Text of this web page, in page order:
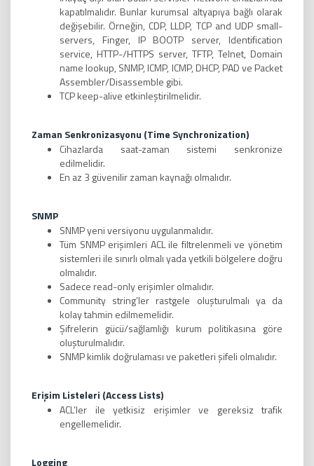
kapatılmalıdır. Bunlar kurumsal altyapıya bağlı olarak
değişebilir. Örneğin, CDP, LLDP, TCP and UDP small-
servers, Finger, IP BOOTP server, Identification
service, HTTP-/HTTPS server, TFTP, Telnet, Domain
name lookup, SNMP, ICMP, ICMP, DHCP, PAD ve Packet
Assembler/Disassemble gibi.
TCP keep-alive etkinleştirilmelidir.
Zaman Senkronizasyonu (Time Synchronization)
Cihazlarda saat-zaman sistemi senkronize
edilmelidir.
En az 3 güvenilir zaman kaynağı olmalıdır.
SNMP
SNMP yeni versiyonu uygulanmalıdır.
Tüm SNMP erişimleri ACL ile filtrelenmeli ve yönetim
sistemleri ile sınırlı olmalı yada yetkili bölgelere doğru
olmalıdır.
Sadece read-only erişimler olmalıdır.
Community string’ler rastgele oluşturulmalı ya da
kolay tahmin edilmemelidir.
Şifrelerin gücü/sağlamlığı kurum politikasına göre
oluşturulmalıdır.
SNMP kimlik doğrulaması ve paketleri şifeli olmalıdır.
Erişim Listeleri (Access Lists)
ACL’ler ile yetkisiz erişimler ve gereksiz trafik
engellemelidir.
Logging